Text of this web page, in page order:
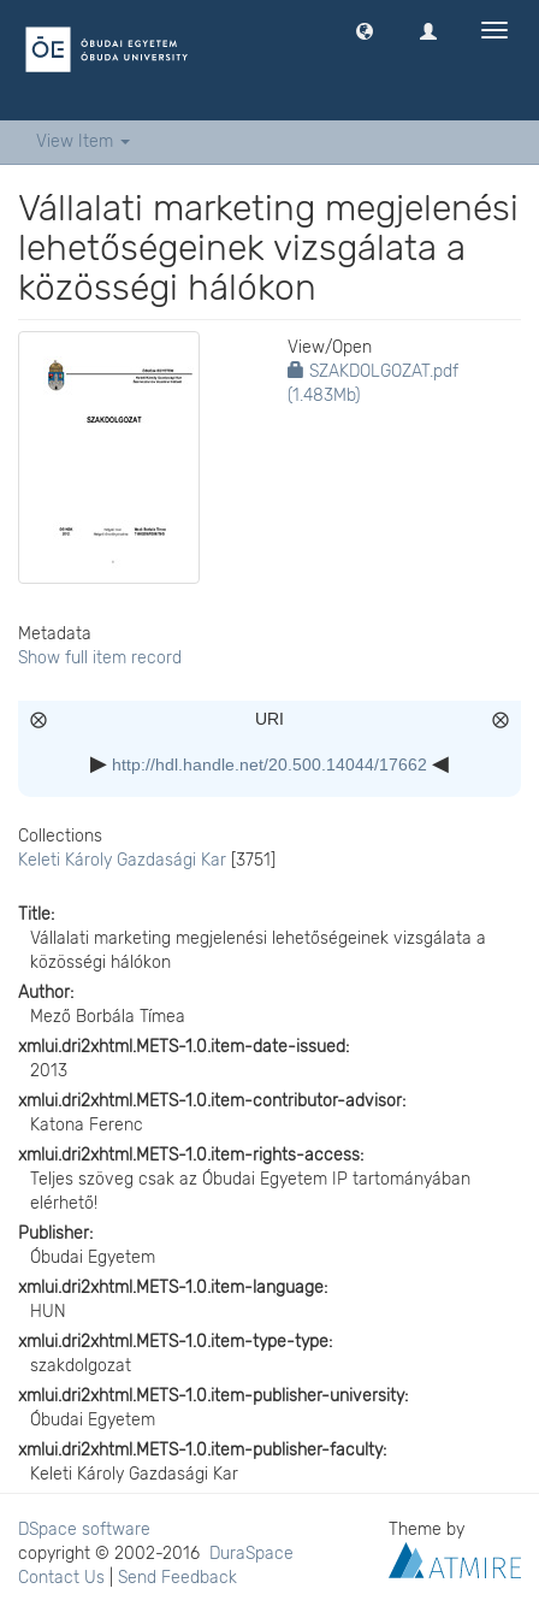
View Item
Vállalati marketing megjelenési
lehetőségeinek vizsgálata a
közösségi hálókon
View/Open
SZAKDOLGOZAT.pdf
(1.483Mb)
Metadata
Show full item record
URI
http://hdl.handle.net/20.500.14044/17662
Collections
Keleti Károly Gazdasági Kar [3751]
Title
Vállalati marketing megjelenési lehetőségeinek vizsgálata a
közösségi hálókon
Author
Mező Borbála Tímea
xmlui.dri2xhtml.METS-1.0.item-date-issued
2013
xmlui.dri2xhtml.METS-1.0.item-contributor-advisor
Katona Ferenc
xmlui.dri2xhtml.METS-1.0.item-rights-access
Teljes szöveg csak az Óbudai Egyetem IP tartományában
elérhető!
Publisher
Óbudai Egyetem
xmlui.dri2xhtml.METS-1.0.item-language
HUN
xmlui.dri2xhtml.METS-1.0.item-type-type
szakdolgozat
xmlui.dri2xhtml.METS-1.0.item-publisher-university
Óbudai Egyetem
xmlui.dri2xhtml.METS-1.0.item-publisher-faculty
Keleti Károly Gazdasági Kar
DSpace software
copyright © 2002-2016 DuraSpace
Contact Us
Send Feedback
Theme by